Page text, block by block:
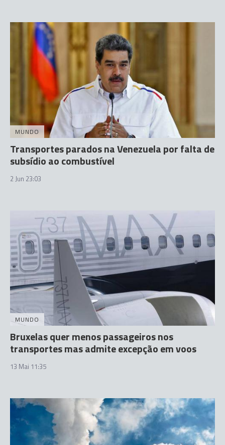
MUNDO
Transportes parados na Venezuela por falta de
subsídio ao combustível
2 Jun 23:03
MUNDO
Bruxelas quer menos passageiros nos
transportes mas admite excepção em voos
13 Mai 11:35